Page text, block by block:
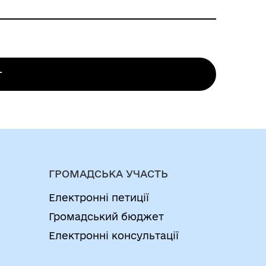
який має намір встановити
для здійснення підприємницької
фасадів тимчасової споруди та
діяльності
для провадження підприємницької
ГРОМАДСЬКА УЧАСТЬ
Електронні петиції
Громадський бюджет
Електронні консультації